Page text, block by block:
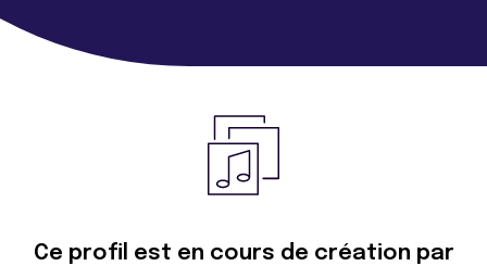
Ce profil est en cours de création par